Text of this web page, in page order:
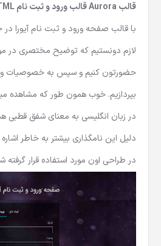
قالب Aurora قالب ورود و ثبت نام HTMLی
با قالب صفحه ورود و ثبت نام آیورا
لازم دونستیم که توضیح مختصری در
حضورتون کنیم و سپس به خصوصیات
در زبان انگلیسی به معنای شفق قطبی
دلیل این نامگذاری بیشتر به خاطر
در طراحی اون مورد استفاده قرار گرفته